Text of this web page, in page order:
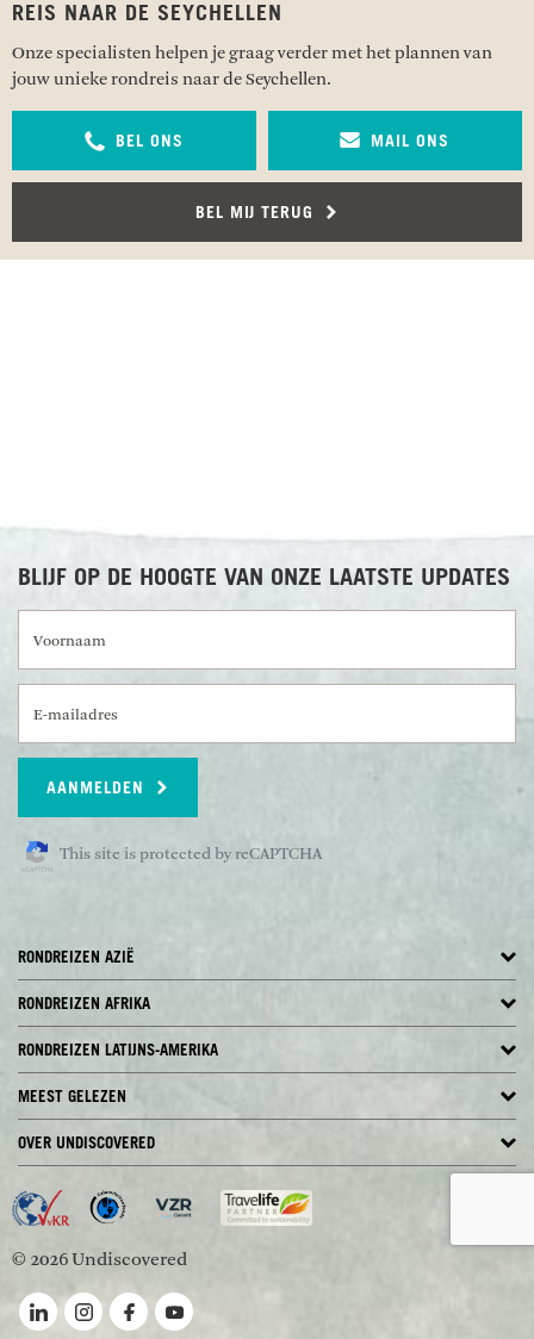
REIS NAAR DE SEYCHELLEN
Onze specialisten helpen je graag verder met het plannen van
jouw unieke rondreis naar de Seychellen.
BEL ONS MAIL ONS
BEL MIJ TERUG
BLIJF OP DE HOOGTE VAN ONZE LAATSTE UPDATES
AANMELDEN
This site is protected by reCAPTCHA
RONDREIZEN AZIË
RONDREIZEN AFRIKA
RONDREIZEN LATIJNS-AMERIKA
MEEST GELEZEN
OVER UNDISCOVERED
© 2026 Undiscovered
Volg ons op LinkedIn
Volg ons op Instagram
Volg ons op Facebook
Volg ons op YouTube